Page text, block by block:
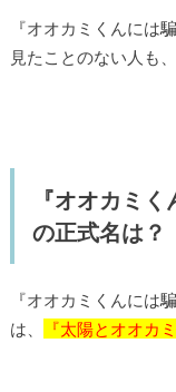
『オオカミくんには
見たことのない人も
『オオカミ
の正式名は？
『オオカミくんには
は、
『太陽とオオカ